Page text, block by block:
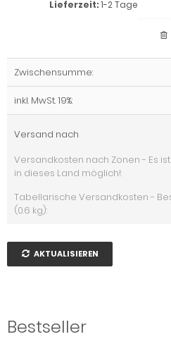
Lieferzeit:1-2 Tage
Zwischensumme:
inkl. MwSt. 19%:
Versand nach
Versandkosten nach Zonen - Es
in dieses Land möglich!:
Tabellarische Versandkosten -
(0.6 kg):
AKTUALISIEREN
Bestseller